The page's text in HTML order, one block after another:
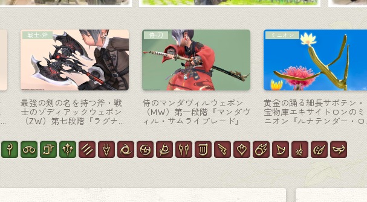
ミニオン
蒸気的翼を持つスチームパ
ンクな無人島のカワウソミ
ニオン『スチームウソウ
竜騎士-槍
極エメラルドウェポン破壊
作戦・竜騎士 武器『エメラ
ルドウェポン・パルチザ
手紙
SNSが辛い？自分の「好き」
をどんどん発信して優しい
世界をつくっていきたいよ